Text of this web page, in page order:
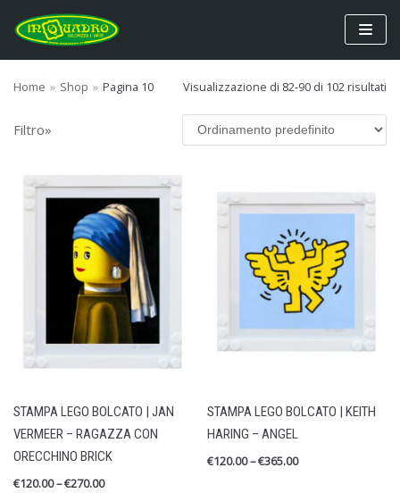
Vai
al
contenuto
C
FILTER BY PRICE
—€940
PRODUCT CATEGORIES
Acquerelli
Campioni
Cornici in Legno
Lego Bolcato
Mostra Indelebile
Home » Shop » Pagina 10 Visualizzazione di 82-90 di 102 risultati
Filtro»
STAMPA LEGO BOLCATO | JAN
VERMEER – RAGAZZA CON
ORECCHINO BRICK
€120.00–€270.00
STAMPA LEGO BOLCATO | KEITH
HARING – ANGEL
€120.00–€365.00